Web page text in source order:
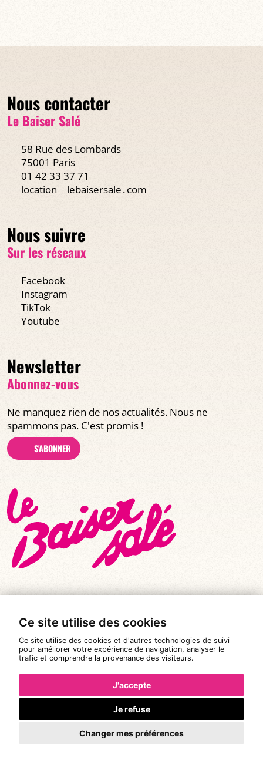
Ce site utilise des cookies
Ce site utilise des cookies et d'autres technologies de suivi
pour améliorer votre expérience de navigation, analyser le
trafic et comprendre la provenance des visiteurs.
J'accepte
Je refuse
Changer mes préférences
Nous contacter
Le Baiser Salé
58 Rue des Lombards
75001 Paris
01 42 33 37 71
location
lebaisersale․com
Nous suivre
Sur les réseaux
Facebook
Instagram
TikTok
Youtube
Newsletter
Abonnez-vous
Ne manquez rien de nos actualités. Nous ne
spammons pas. C'est promis !
S'ABONNER
© Tous droits réservés 2026 |
Le Baiser Salé
Mentions légales
Politique de confidentialité
Conditions Générales de Vente
Réalisation :Pixéine